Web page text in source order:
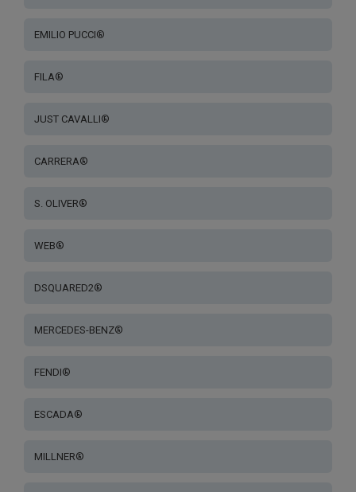
EMILIO PUCCI®
FILA®
JUST CAVALLI®
CARRERA®
S. OLIVER®
WEB®
DSQUARED2®
MERCEDES-BENZ®
FENDI®
ESCADA®
MILLNER®